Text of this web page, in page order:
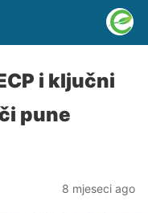
i ključni
pune
8 mjeseci ago